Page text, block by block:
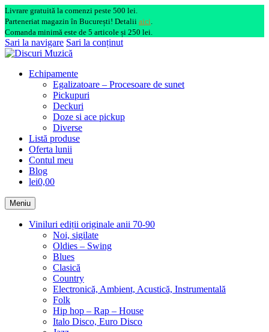
Livrare gratuită la comenzi peste 500 lei.
Parteneriat magazin în București! Detalii aici.
Comanda minimă este de 5 articole și 250 lei.
Sari la navigare Sari la conținut
Echipamente
Egalizatoare – Procesoare de sunet
Pickupuri
Deckuri
Doze si ace pickup
Diverse
Listă produse
Oferta lunii
Contul meu
Blog
lei0,00
Meniu
Viniluri ediții originale anii 70-90
Noi, sigilate
Oldies – Swing
Blues
Clasică
Country
Electronică, Ambient, Acustică, Instrumentală
Folk
Hip hop – Rap – House
Italo Disco, Euro Disco